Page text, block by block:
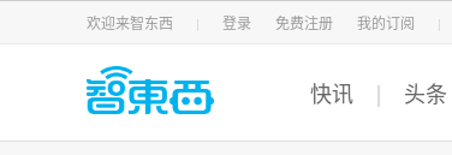
欢迎来智东西 登录 免费注册 我的订阅
智东西 车东西 芯
快讯 头条